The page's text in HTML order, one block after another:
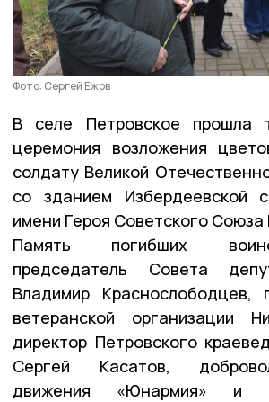
Фото: Сергей Ежов
В селе Петровское прошла
церемония возложения
солдату Великой
со зданием Избердеевской
имени Героя Советского Союза
Память погибших
председатель Совета
Владимир Краснослободцев,
ветеранской организации
директор Петровского
Сергей Касатов,
движения «Юнармия» и